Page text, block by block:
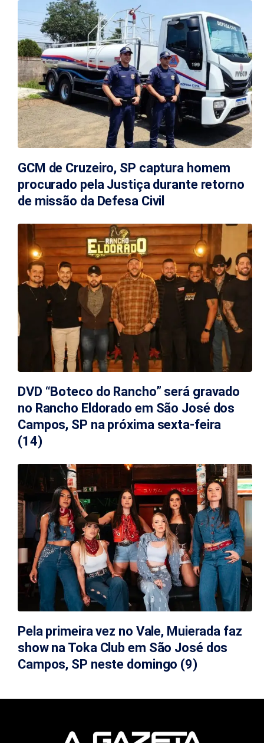
GCM de Cruzeiro, SP captura homem
procurado pela Justiça durante retorno
de missão da Defesa Civil
DVD “Boteco do Rancho” será gravado
no Rancho Eldorado em São José dos
Campos, SP na próxima sexta-feira
(14)
Pela primeira vez no Vale, Muierada faz
show na Toka Club em São José dos
Campos, SP neste domingo (9)